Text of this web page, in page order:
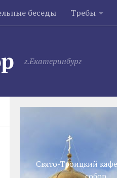
беседы Требы
г.Екатеринбург
Свято-Троицкий
собор